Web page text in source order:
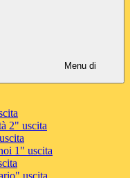
Menu di
2" uscita
1" uscita